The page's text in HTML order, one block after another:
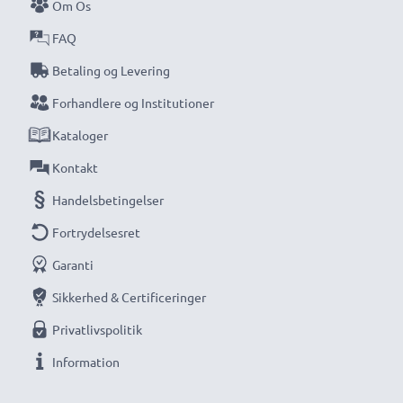
Om Os
FAQ
Betaling og Levering
Forhandlere og Institutioner
Kataloger
Kontakt
Handelsbetingelser
Fortrydelsesret
Garanti
Sikkerhed & Certificeringer
Privatlivspolitik
Information